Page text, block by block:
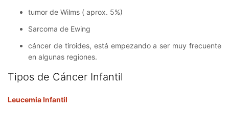
tumor de Wilms ( aprox. 5%)
Sarcoma de Ewing
cáncer de tiroides, está empezando a ser muy frecuente
en algunas regiones.
Tipos de Cáncer Infantil
Leucemia Infantil